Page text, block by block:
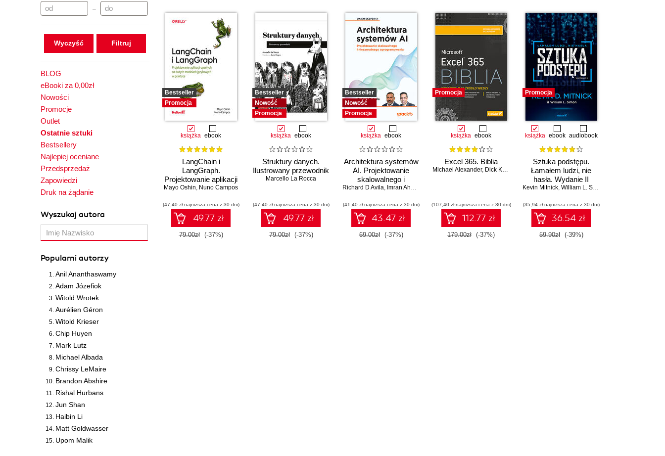
–
Wyczyść
BLOG
eBooki za 0,00zł
Nowości
Promocje
Outlet
Ostatnie sztuki
Bestsellery
Najlepiej oceniane
Przedsprzedaż
Zapowiedzi
Druk na żądanie
Wyszukaj autora
Popularni autorzy
Anil Ananthaswamy
Adam Józefiok
Witold Wrotek
Aurélien Géron
Witold Krieser
Chip Huyen
Mark Lutz
Michael Albada
Chrissy LeMaire
Brandon Abshire
Rishal Hurbans
Jun Shan
Haibin Li
Matt Goldwasser
Upom Malik
Bestseller
Promocja
książka ebook
LangChain i
LangGraph.
Projektowanie aplikacji
opartych na dużych
w praktyce
Mayo Oshin, Nuno Campos
(47,40 zł najniższa cena z 30 dni)
49.77 zł
79.00zł (-37%)
Bestseller
Nowość
Promocja
książka ebook
Struktury danych.
Ilustrowany przewodnik
Marcello La Rocca
(47,40 zł najniższa cena z 30 dni)
49.77 zł
79.00zł (-37%)
Bestseller
Nowość
Promocja
książka ebook
Architektura systemów
AI. Projektowanie
skalowalnego i
niezawodnego
Richard D Avila, Imran Ahmad
(41,40 zł najniższa cena z 30 dni)
43.47 zł
69.00zł (-37%)
Promocja
książka ebook
Excel 365. Biblia
Michael Alexander, Dick Kusleika
(107,40 zł najniższa cena z 30 dni)
112.77 zł
179.00zł (-37%)
Promocja
książka ebook audiobook
Sztuka podstępu.
Łamałem ludzi, nie
hasła. Wydanie II
Kevin Mitnick, William L. Simon
(35,94 zł najniższa cena z 30 dni)
36.54 zł
59.90zł (-39%)